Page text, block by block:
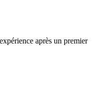
après un premier